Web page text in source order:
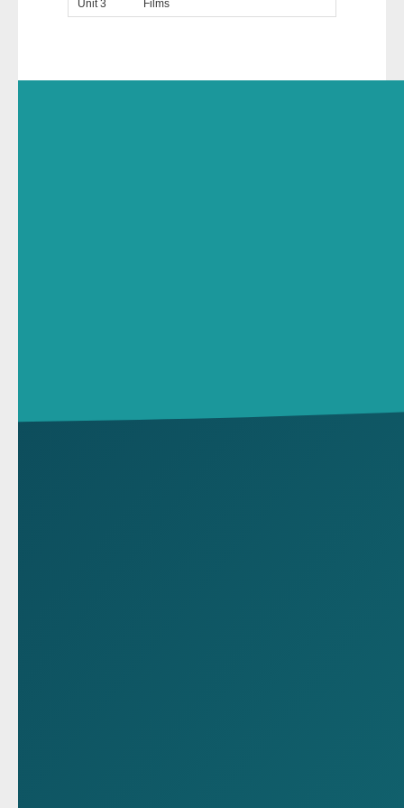
Unit 3 Films